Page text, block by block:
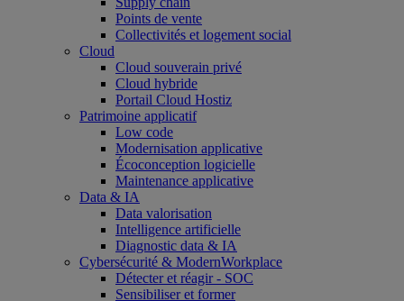
Points de vente
Collectivités et logement social
Cloud
Cloud souverain privé
Cloud hybride
Portail Cloud Hostiz
Patrimoine applicatif
Low code
Modernisation applicative
Écoconception logicielle
Maintenance applicative
Data & IA
Data valorisation
Intelligence artificielle
Diagnostic data & IA
Cybersécurité & ModernWorkplace
Détecter et réagir - SOC
Sensibiliser et former